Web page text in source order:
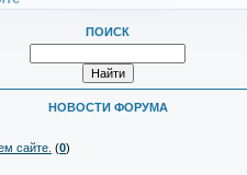
ПОИСК
НОВОСТИ ФОРУМА
сайте. (0)